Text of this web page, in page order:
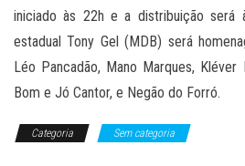
iniciado às 22h e a distribuição será
estadual Tony Gel (MDB) será
Léo Pancadão, Mano Marques,
Bom e Jó Cantor, e Negão do Forró.
Categoria Sem categoria